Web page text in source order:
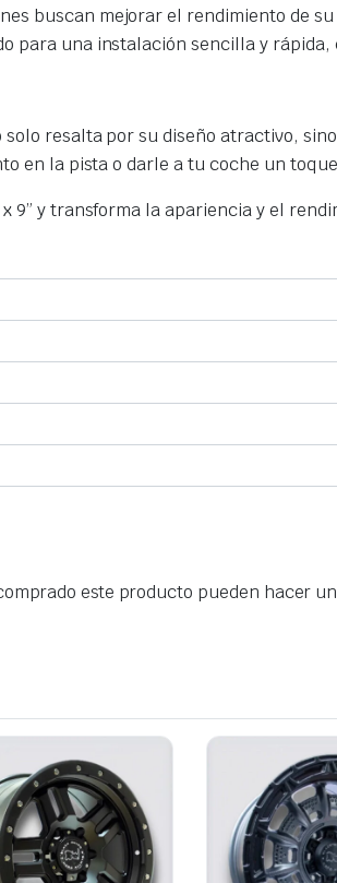
buscan mejorar el rendimiento de
para una instalación sencilla y
solo resalta por su diseño atractivo,
en la pista o darle a tu coche un
9” y transforma la apariencia y el
este producto pueden hacer